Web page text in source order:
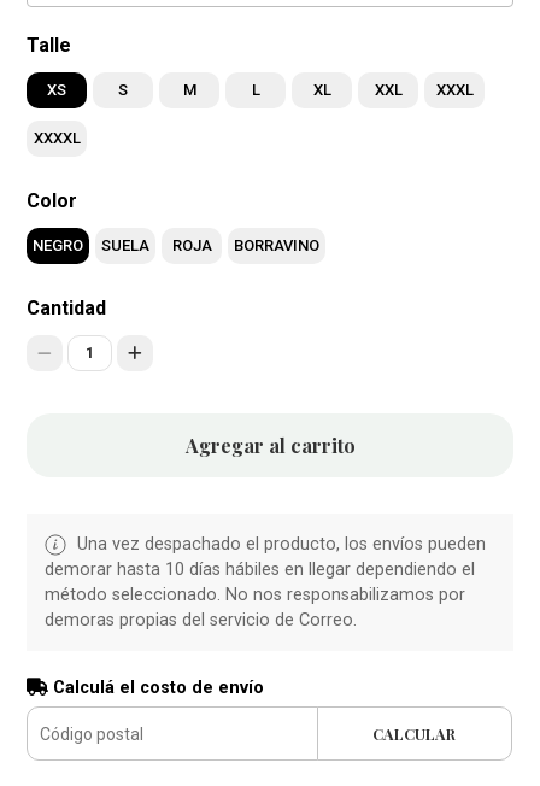
Talle
XS S M L XL XXL XXXL
XXXXL
Color
NEGRO SUELA ROJA BORRAVINO
Cantidad
1
Agregar al carrito
Una vez despachado el producto, los envíos pueden
demorar hasta 10 días hábiles en llegar dependiendo el
método seleccionado. No nos responsabilizamos por
demoras propias del servicio de Correo.
Calculá el costo de envío
CALCULAR